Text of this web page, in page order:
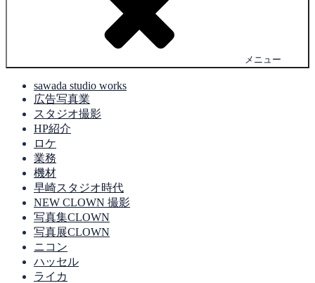
メニュー
sawada studio works
広告写真業
スタジオ撮影
HP紹介
ロケ
業務
機材
早崎スタジオ時代
NEW CLOWN 撮影
写真集CLOWN
写真展CLOWN
ニコン
ハッセル
ライカ